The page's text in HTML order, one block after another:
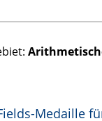
Medaille